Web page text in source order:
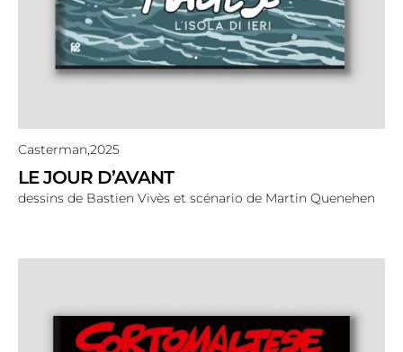
Casterman,2025
LE JOUR D’AVANT
dessins de Bastien Vivès et scénario de Martin Quenehen